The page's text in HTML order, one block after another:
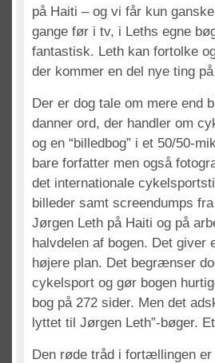
på Haiti – og vi får kun
gange før i tv, i Leths egne
fantastisk. Leth kan fortolke
der kommer en del nye ting
Der er dog tale om mere end
danner ord, der handler om
og en “billedbog” i et 50/50-
bare forfatter men også
det internationale
billeder samt screendumps
Jørgen Leth på Haiti og på
halvdelen af bogen. Det giver
højere plan. Det begrænser
cykelsport og gør bogen
bog på 272 sider. Men det
lyttet til Jørgen Leth”-bøger.
Den røde tråd i fortællingen